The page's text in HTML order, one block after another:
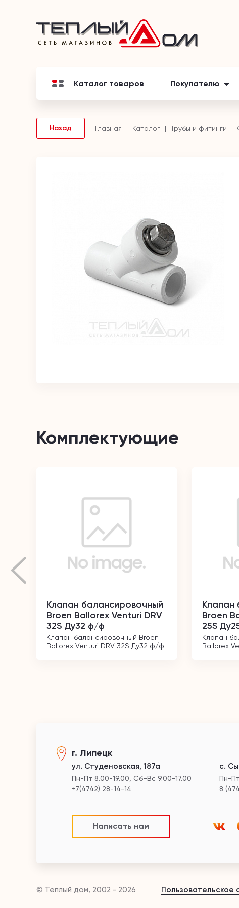
Каталог товаров Покупателю
Назад Главная Каталог Трубы и фитинги
Комплектующие
Клапан балансировочный
Broen Ballorex Venturi DRV
32S Ду32 ф/ф
Клапан балансировочный Broen
Ballorex Venturi DRV 32S Ду32 ф/ф
Клапан
Broen
25S
Клапан
Ballorex
г. Липецк
ул. Студеновская, 187а
Пн-Пт 8.00-19.00, Сб-Вс 9.00-17.00
+7(4742) 28-14-14
с.
Пн-
8
Написать нам
© Теплый дом, 2002 - 2026 Пользовательское